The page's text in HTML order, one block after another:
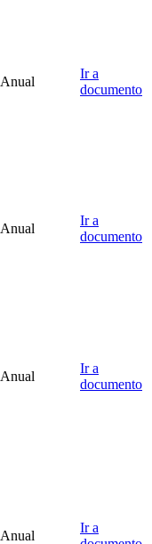
Anual
Ir a
documento
Anual
Ir a
documento
Anual
Ir a
documento
Anual
Ir a